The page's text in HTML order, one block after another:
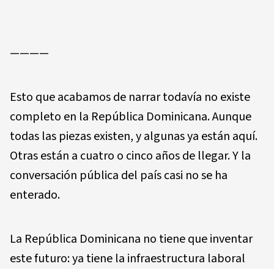
————
Esto que acabamos de narrar todavía no existe
completo en la República Dominicana. Aunque
todas las piezas existen, y algunas ya están aquí.
Otras están a cuatro o cinco años de llegar. Y la
conversación pública del país casi no se ha
enterado.
La República Dominicana no tiene que inventar
este futuro: ya tiene la infraestructura laboral